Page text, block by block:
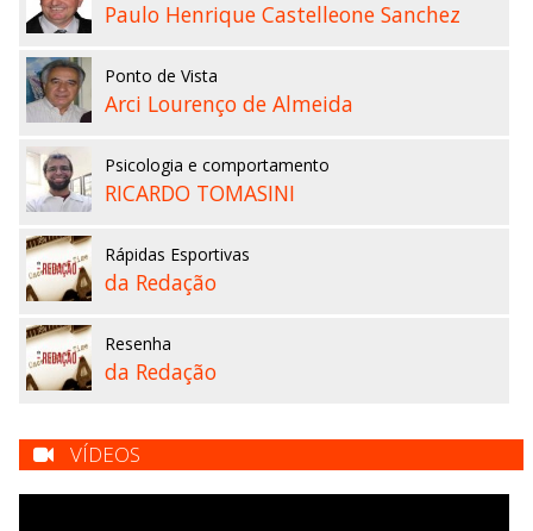
Paulo Henrique Castelleone Sanchez
Ponto de Vista
Arci Lourenço de Almeida
Psicologia e comportamento
RICARDO TOMASINI
Rápidas Esportivas
da Redação
Resenha
da Redação
VÍDEOS